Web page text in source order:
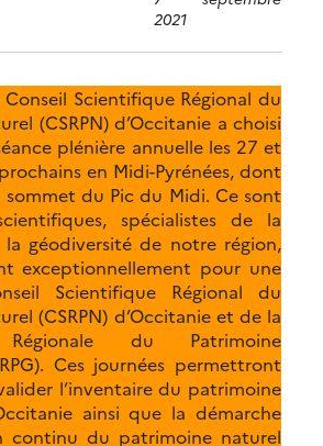
2021
Scientifique Régional du
(CSRPN) d’Occitanie a choisi
plénière annuelle les 27 et
en Midi-Pyrénées, dont
sommet du Pic du Midi. Ce sont
spécialistes de la
géodiversité de notre région,
exceptionnellement pour une
Scientifique Régional du
(CSRPN) d’Occitanie et de la
Régionale du Patrimoine
Ces journées permettront
l’inventaire du patrimoine
ainsi que la démarche
continu du patrimoine naturel